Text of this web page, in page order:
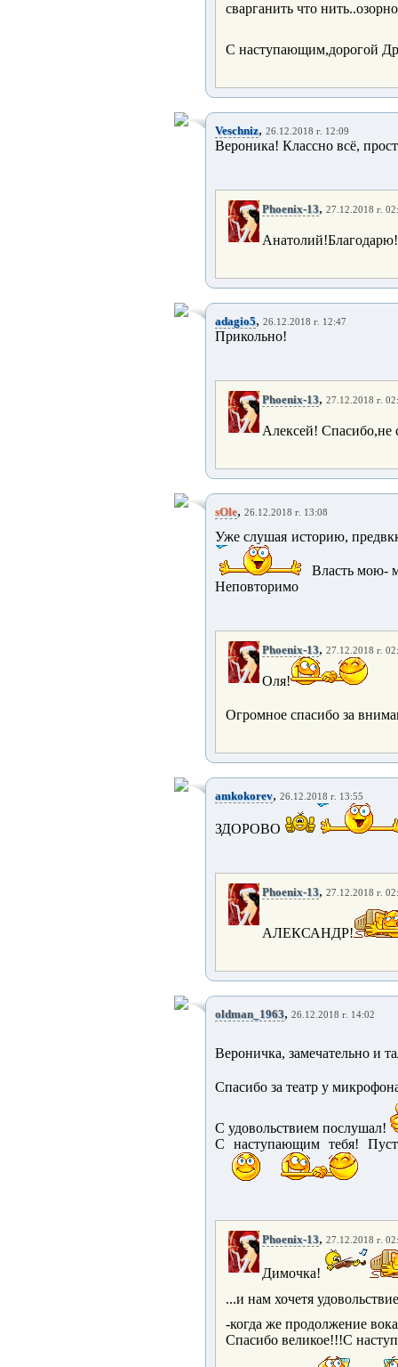
сварганить что
С наступающим,дорогой
Veschniz, 26.12.2018 г. 12:09
Вероника! Классно всё,
Phoenix-13, 27.12.2018 г.
adagio5, 26.12.2018 г. 12:47
Прикольно!
Phoenix-13, 27.12.2018 г.
Алексей! Спасибо,не
sOle, 26.12.2018 г. 13:08
Уже слушая историю,
Власть мою-
Неповторимо
Phoenix-13, 27.12.2018 г.
Оля!
Огромное спасибо за
amkokorev, 26.12.2018 г. 13:55
ЗДОРОВО
Phoenix-13, 27.12.2018 г.
АЛЕКСАНДР!
oldman_1963, 26.12.2018 г. 14:02
Вероничка, замечательно и
Спасибо за театр у
С удовольствием послушал!
С наступающим тебя!
Phoenix-13, 27.12.2018 г.
Димочка!
...и нам хочетя
-когда же продолжение
Спасибо великое!!!С